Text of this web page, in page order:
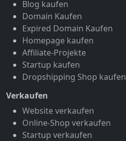
Blog kaufen
Domain Kaufen
Expired Domain Kaufen
Homepage kaufen
Affiliate-Projekte
Startup kaufen
Dropshipping Shop kaufen
Verkaufen
Website verkaufen
Online-Shop verkaufen
Startup verkaufen